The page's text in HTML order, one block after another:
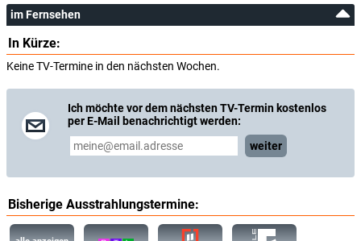
im Fernsehen
In Kürze:
Keine TV-Termine in den nächsten Wochen.
Ich möchte vor dem nächsten TV-Termin kostenlos
per E-Mail benachrichtigt werden:
weiter
Bisherige Ausstrahlungstermine: